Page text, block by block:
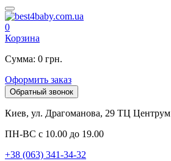
0
Корзина
Сумма: 0 грн.
Оформить заказ
Обратный звонок
Киев, ул. Драгоманова, 29 ТЦ Центрум
ПН-ВС с 10.00 до 19.00
+38 (063) 341-34-32